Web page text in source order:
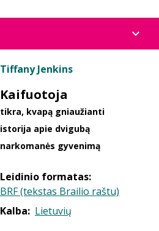
Tiffany Jenkins
Kaifuotoja
tikra, kvapą gniaužianti
istorija apie dvigubą
narkomanės gyvenimą
Leidinio formatas:
BRF (tekstas Brailio raštu)
Kalba: Lietuvių